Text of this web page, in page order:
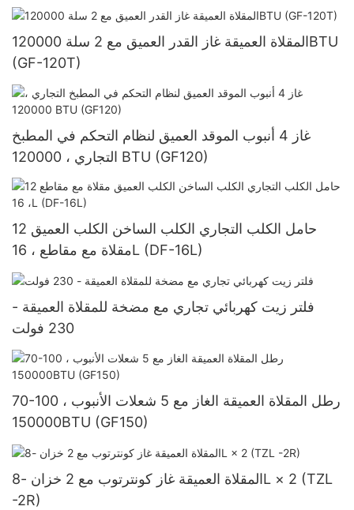
المقلاة العميقة غاز القدر العميق مع 2 سلة 120000BTU
(GF-120T)
غاز 4 أنبوب الموقد العميق لنظام التحكم في المطبخ
التجاري ، 120000 BTU (GF120)
12 حامل الكلب التجاري الكلب الساخن الكلب العميق
مقلاة مع مقاطع ، 16L (DF-16L)
فلتر زيت كهربائي تجاري مع مضخة للمقلاة العميقة -
230 فولت
70-100 رطل المقلاة العميقة الغاز مع 5 شعلات الأنبوب ،
150000BTU (GF150)
المقلاة العميقة غاز كونترتوب مع 2 خزان -8L × 2 (TZL
-2R)